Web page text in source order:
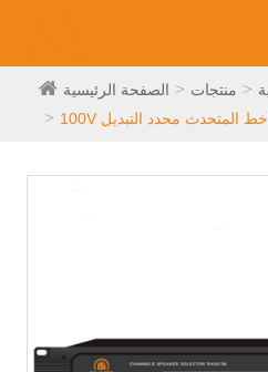
الصفحة الرئيسية منتجات